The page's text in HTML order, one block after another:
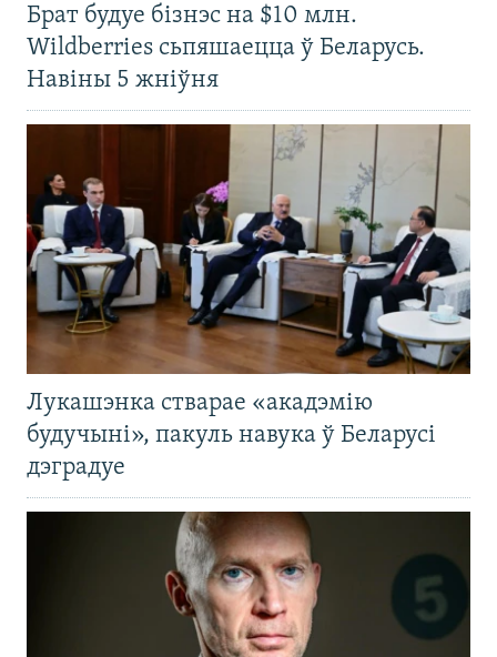
Брат будуе бізнэс на $10 млн.
Wildberries сьпяшаецца ў Беларусь.
Навіны 5 жніўня
Лукашэнка стварае «акадэмію
будучыні», пакуль навука ў Беларусі
дэградуе